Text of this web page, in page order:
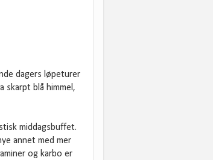
dagers løpeturer
skarpt blå himmel,
middagsbuffet.
annet med mer
og karbo er